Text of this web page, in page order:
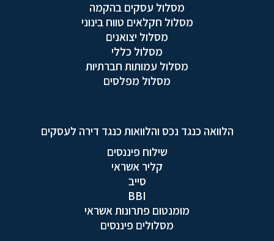
מסלול עסקים בהקמה
מסלול חקלאים טווח בינוני
מסלול יצואנים
מסלול כללי
מסלול עמותות חברתיות
מסלול מפלסים
הלוואה כנגד נכס והלוואות כנגד דירה לעסקים
שילוח פיננסים
קליר אשראי
סייב
BBI
מומנטום פתרונות אשראי
מסלולים פיננסים